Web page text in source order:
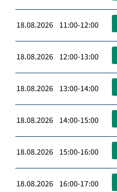
18.08.2026 11:00-12:00
18.08.2026 12:00-13:00
18.08.2026 13:00-14:00
18.08.2026 14:00-15:00
18.08.2026 15:00-16:00
18.08.2026 16:00-17:00